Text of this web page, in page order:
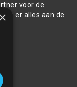
voor de
er alles aan de
×